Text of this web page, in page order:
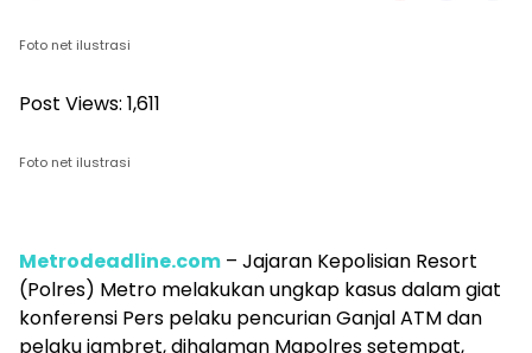
Foto net ilustrasi
Post Views: 1,611
Foto net ilustrasi
Metrodeadline.com – Jajaran Kepolisian Resort
(Polres) Metro melakukan ungkap kasus dalam giat
konferensi Pers pelaku pencurian Ganjal ATM dan
pelaku jambret, dihalaman Mapolres setempat,